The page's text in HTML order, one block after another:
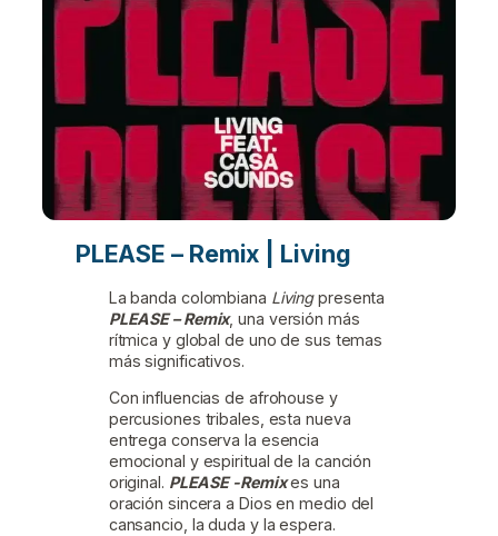
PLEASE – Remix | Living
La banda colombiana Livingpresenta
PLEASE – Remix, una versión más
rítmica y global de uno de sus temas
más significativos.
Con influencias de afrohouse y
percusiones tribales, esta nueva
entrega conserva la esencia
emocional y espiritual de la canción
original. PLEASE -Remixes una
oración sincera a Dios en medio del
cansancio, la duda y la espera.